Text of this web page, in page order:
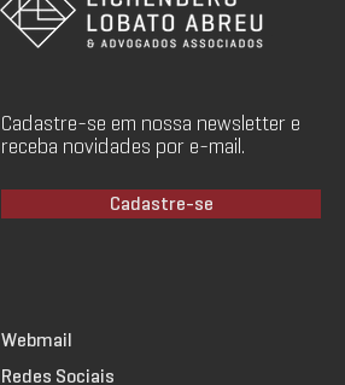
Cadastre-se em nossa newsletter e
receba novidades por e-mail.
Cadastre-se
Webmail
Redes Sociais